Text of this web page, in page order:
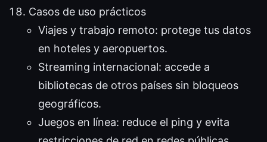
Casos de uso prácticos
Viajes y trabajo remoto: protege tus datos
en hoteles y aeropuertos.
Streaming internacional: accede a
bibliotecas de otros países sin bloqueos
geográficos.
Juegos en línea: reduce el ping y evita